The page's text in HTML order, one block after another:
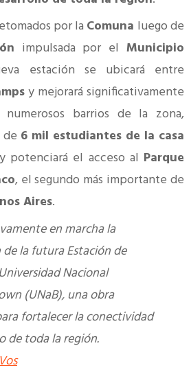
por la Comuna luego de
impulsada por elMunicipio
estación se ubicará entre
y mejorará significativamente
barrios de la zona,
6 mil estudiantes de la casa
potenciará el acceso al Parque
, el segundo más importante de
Aires.
en marcha la
la futura Estación de
Nacional
(UNaB), una obra
fortalecer la conectividad
de toda la región.